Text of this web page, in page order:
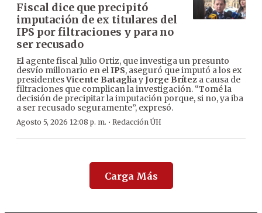
Fiscal dice que precipitó
imputación de ex titulares del
IPS por filtraciones y para no
ser recusado
El agente fiscal Julio Ortiz, que investiga un presunto
desvío millonario en elIPS, aseguró que imputó a los ex
presidentesVicente BatagliayJorge Brítez a causa de
filtraciones que complican la investigación. “Tomé la
decisión de precipitar la imputación porque, si no, ya iba
a ser recusado seguramente”, expresó.
Agosto 5, 2026 12:08 p. m. · Redacción ÚH
Carga Más